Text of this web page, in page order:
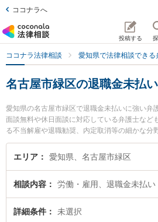
ココナラへ
投稿する
ココナラ法律相談 愛知県で法律相談できる
名古屋市緑区の退職金未払
愛知県の名古屋市緑区で退職金未払いに強い弁
面談無料や休日面談に対応している弁護士など
る不当解雇や退職勧奨、内定取消等の細かな分
です。特にさんずい法律事務所の山田 瑞樹弁
護士、緑オリーブ法律事務所の濱嶌 将周弁護士
ブル解決の実績豊富な近くの弁護士を検索した
払いを法律相談できる名古屋市緑区内の弁護士
りの相談者さんにおすすめです。
エリア 愛知県、名古屋市緑区
相談内容 労働・雇用、退職金未払い
詳細条件 未選択